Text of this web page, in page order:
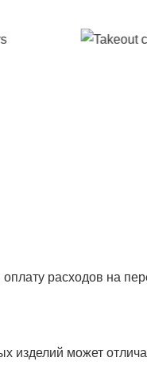
расходов на
изделий может